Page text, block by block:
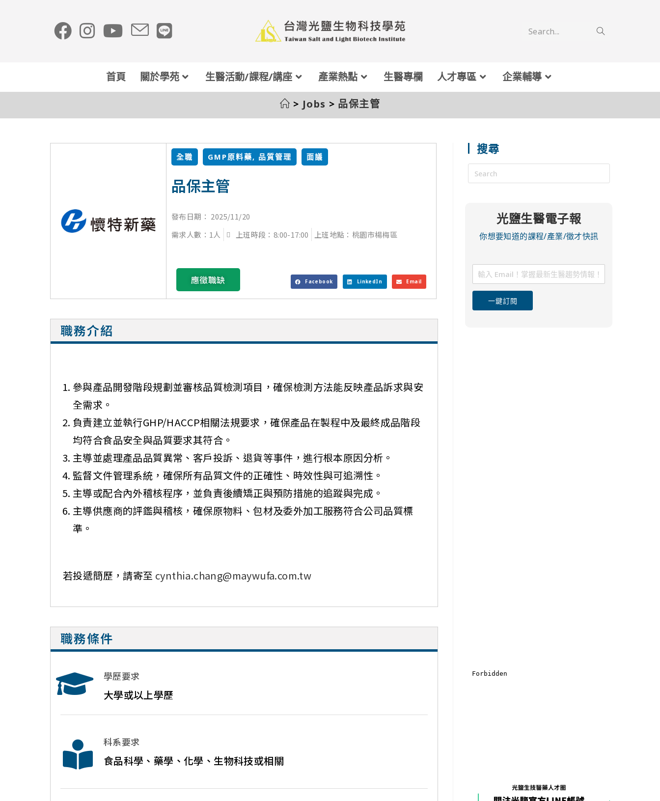
Search...
首頁 關於學苑 生醫活動/課程/講座 產業熱點 生醫專欄 人才專區 企業輔導
> Jobs > 品保主管
全職 GMP原料藥, 品質管理 面議
品保主管
發布日期： 2025/11/20
需求人數：1人
上班時段：8:00-17:00 上班地點：桃園市楊梅區
應徵職缺 Facebook LinkedIn Email
職務介紹
參與產品開發階段規劃並審核品質檢測項目，確保檢測方法能反映產品訴求與安
全需求。
負責建立並執行GHP/HACCP相關法規要求，確保產品在製程中及最終成品階段
均符合食品安全與品質要求其符合。
主導並處理產品品質異常、客戶投訴、退貨等事件，進行根本原因分析。
監督文件管理系統，確保所有品質文件的正確性、時效性與可追溯性。
主導或配合內外稽核程序，並負責後續矯正與預防措施的追蹤與完成。
主導供應商的評鑑與稽核，確保原物料、包材及委外加工服務符合公司品質標
準。
若投遞簡歷，請寄至 cynthia.chang@maywufa.com.tw
職務條件
學歷要求
大學或以上學歷
科系要求
食品科學、藥學、化學、生物科技或相關
搜尋
光鹽生醫電子報
你想要知道的課程/產業/徵才快訊
一鍵訂閱